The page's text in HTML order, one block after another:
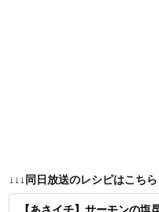
↓↓↓同日放送のレシピはこちら
【あさイチ】サーモンの塩